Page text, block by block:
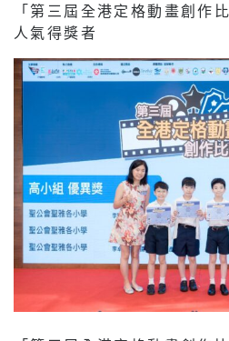
「第三屆全港定格動畫創作
人氣得獎者